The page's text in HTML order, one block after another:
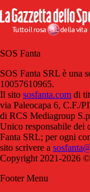
SOS Fanta
SOS Fanta SRL è una
10057610965.
Il sito sosfanta.com di
via Paleocapa 6, C.F./
di RCS Mediagroup
Unico responsabile dei
Fanta SRL; per ogni
sito scrivere a
Copyright 2021-2026
Footer Menu